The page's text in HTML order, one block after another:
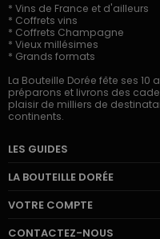
* Vins de France et d'ailleurs
* Coffrets vins
* Coffrets Champagne
* Vieux millésimes
* Grands formats
La Bouteille Dorée fête ses 10
préparons et livrons des
plaisir de milliers de
continents.
LES GUIDES
LA BOUTEILLE DORÉE
VOTRE COMPTE
CONTACTEZ-NOUS